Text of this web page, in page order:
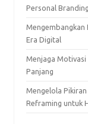
Personal Branding
Era Digital
Menjaga
Panjang
Mengelola
Reframing untuk